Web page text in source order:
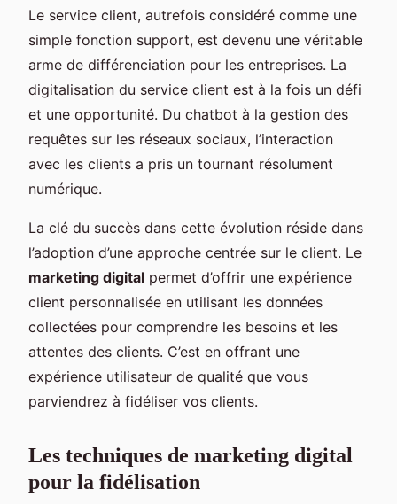
Le service client, autrefois considéré comme une
simple fonction support, est devenu une véritable
arme de différenciation pour les entreprises. La
digitalisation du service client est à la fois un défi
et une opportunité. Du chatbot à la gestion des
requêtes sur les réseaux sociaux, l’interaction
avec les clients a pris un tournant résolument
numérique.
La clé du succès dans cette évolution réside dans
l’adoption d’une approche centrée sur le client. Le
marketing digital permet d’offrir une expérience
client personnalisée en utilisant les données
collectées pour comprendre les besoins et les
attentes des clients. C’est en offrant une
expérience utilisateur de qualité que vous
parviendrez à fidéliser vos clients.
Les techniques de marketing digital
pour la fidélisation